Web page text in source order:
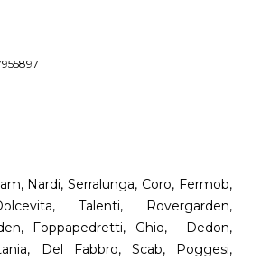
Nardi, Serralunga, Coro, Fermob,
Talenti, Rovergarden,
Foppapedretti, Ghio, Dedon,
Del Fabbro, Scab, Poggesi,